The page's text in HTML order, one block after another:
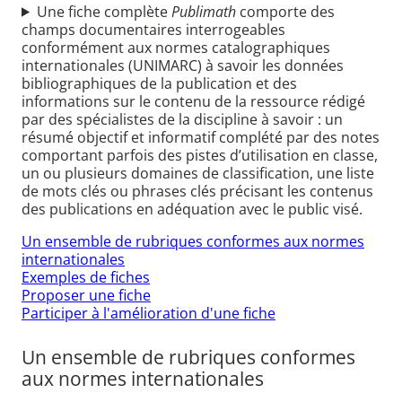
Une fiche complètePublimathcomporte des
champs documentaires interrogeables
conformément aux normes catalographiques
internationales (UNIMARC) à savoir les données
bibliographiques de la publication et des
informations sur le contenu de la ressource rédigé
par des spécialistes de la discipline à savoir : un
résumé objectif et informatif complété par des notes
comportant parfois des pistes d’utilisation en classe,
un ou plusieurs domaines de classification, une liste
de mots clés ou phrases clés précisant les contenus
des publications en adéquation avec le public visé.
Un ensemble de rubriques conformes aux normes
internationales
Exemples de fiches
Proposer une fiche
Participer à l'amélioration d'une fiche
Un ensemble de rubriques conformes
aux normes internationales